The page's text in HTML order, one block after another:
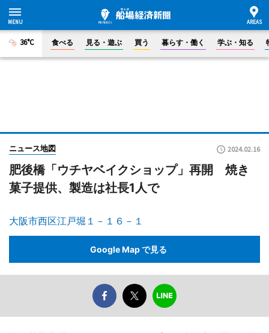
36°C 食べる 見る・遊ぶ 買う 暮らす・働く 学ぶ・知る
ニュース地図 2024.02.16
肥後橋「ウチヤベイクショップ」再開 焼き
菓子提供、製造は社長1人で
大阪市西区江戸堀１－１６－１
Google Map で見る